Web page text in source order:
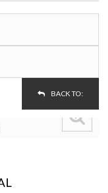
BACK TO: